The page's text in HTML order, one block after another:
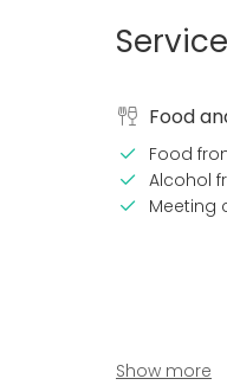
Food
Food
Alcohol
Meeting
Show more